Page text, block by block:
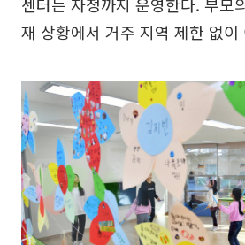
재 상황에서 거주 지역 제한 없이